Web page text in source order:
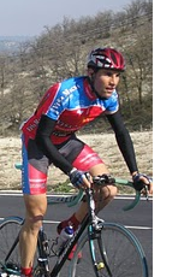
externa.